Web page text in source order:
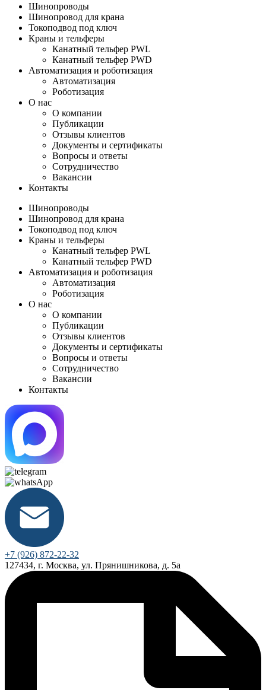
Шинопроводы
Шинопровод для крана
Токоподвод под ключ
Краны и тельферы
Канатный тельфер PWL
Канатный тельфер PWD
Автоматизация и роботизация
Автоматизация
Роботизация
О нас
О компании
Публикации
Отзывы клиентов
Документы и сертификаты
Вопросы и ответы
Сотрудничество
Вакансии
Контакты
Шинопроводы
Шинопровод для крана
Токоподвод под ключ
Краны и тельферы
Канатный тельфер PWL
Канатный тельфер PWD
Автоматизация и роботизация
Автоматизация
Роботизация
О нас
О компании
Публикации
Отзывы клиентов
Документы и сертификаты
Вопросы и ответы
Сотрудничество
Вакансии
Контакты
+7 (926) 872-22-32
127434, г. Москва, ул. Прянишникова, д. 5а